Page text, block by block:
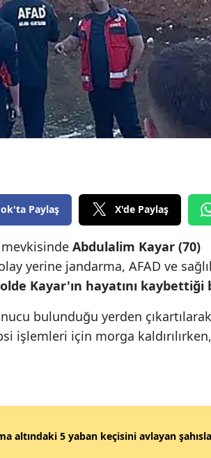
Çanakkale
Çankırı
Çorum
Denizli
Diyarbakır
Erzincan
Eskişehir
Gaziantep
Giresun
Hatay
Isparta
Paylaş X'de Paylaş
Abdulalim Kayar (70)
yerine jandarma, AFAD ve
Kayar'ın hayatını kaybettiği
bulunduğu yerden
işlemleri için morga kaldırılırken,
altındaki 5 yaban keçisini avlayan